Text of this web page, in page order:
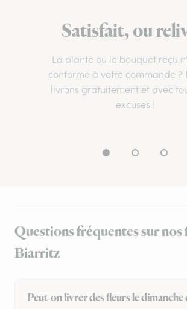
Satisfait, ou
La plante ou le bouquet reçu
conforme à votre commande ?
livrons gratuitement et avec
excuses !
Questions fréquentes sur nos
Biarritz
Peut-on livrer des fleurs le dimanche